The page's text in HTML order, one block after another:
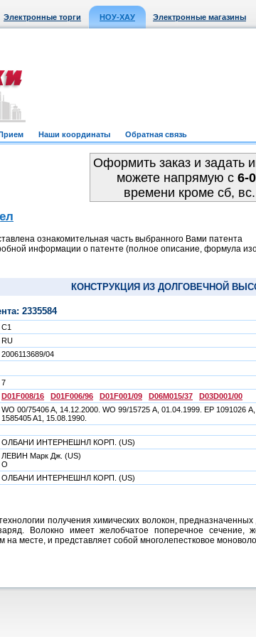
Электронные торги НОУ-ХАУ Электронные магазины
Наши координаты Обратная связь
Оформить заказ и задать
можете напрямую c 6-
времени кроме сб,
ознакомительная часть выбранного Вами патента
информации о патенте (полное описание, формула
КОНСТРУКЦИЯ ИЗ ДОЛГОВЕЧНОЙ
2335584
C1
RU
2006113689/04
7
D01F008/16 D01F006/96 D01F001/09 D06M015/37 D03D001/00
WO 00/75406 A, 14.12.2000. WO 99/15725 А, 01.04.1999. ЕР 1091026
1585405 A1, 15.08.1990.
ОЛБАНИ ИНТЕРНЕШНЛ КОРП. (US)
ЛЕВИН Марк Дж. (US)
О
ОЛБАНИ ИНТЕРНЕШНЛ КОРП. (US)
получения химических волокон,
заряд. Волокно имеет желобчатое поперечное
на месте, и представляет собой многолепестковое